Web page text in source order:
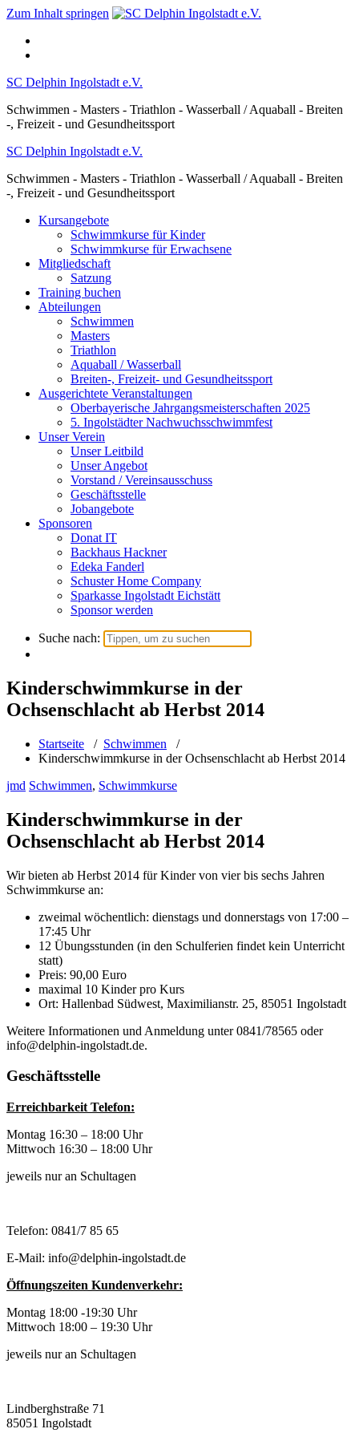
Zum Inhalt springen
SC Delphin Ingolstadt e.V.
Schwimmen - Masters - Triathlon - Wasserball / Aquaball - Breiten
-, Freizeit - und Gesundheitssport
SC Delphin Ingolstadt e.V.
Schwimmen - Masters - Triathlon - Wasserball / Aquaball - Breiten
-, Freizeit - und Gesundheitssport
Kursangebote
Schwimmkurse für Kinder
Schwimmkurse für Erwachsene
Mitgliedschaft
Satzung
Training buchen
Abteilungen
Schwimmen
Masters
Triathlon
Aquaball / Wasserball
Breiten-, Freizeit- und Gesundheitssport
Ausgerichtete Veranstaltungen
Oberbayerische Jahrgangsmeisterschaften 2025
5. Ingolstädter Nachwuchsschwimmfest
Unser Verein
Unser Leitbild
Unser Angebot
Vorstand / Vereinsausschuss
Geschäftsstelle
Jobangebote
Sponsoren
Donat IT
Backhaus Hackner
Edeka Fanderl
Schuster Home Company
Sparkasse Ingolstadt Eichstätt
Sponsor werden
Suche nach:
Kinderschwimmkurse in der
Ochsenschlacht ab Herbst 2014
Startseite / Schwimmen /
Kinderschwimmkurse in der Ochsenschlacht ab Herbst 2014
jmd Schwimmen, Schwimmkurse
Kinderschwimmkurse in der
Ochsenschlacht ab Herbst 2014
Wir bieten ab Herbst 2014 für Kinder von vier bis sechs Jahren
Schwimmkurse an:
zweimal wöchentlich: dienstags und donnerstags von 17:00 –
17:45 Uhr
12 Übungsstunden (in den Schulferien findet kein Unterricht
statt)
Preis: 90,00 Euro
maximal 10 Kinder pro Kurs
Ort: Hallenbad Südwest, Maximilianstr. 25, 85051 Ingolstadt
Weitere Informationen und Anmeldung unter 0841/78565 oder
info@delphin-ingolstadt.de.
Geschäftsstelle
Erreichbarkeit Telefon:
Montag 16:30 – 18:00 Uhr
Mittwoch 16:30 – 18:00 Uhr
jeweils nur an Schultagen
Telefon: 0841/7 85 65
E-Mail: info@delphin-ingolstadt.de
Öffnungszeiten Kundenverkehr:
Montag 18:00 -19:30 Uhr
Mittwoch 18:00 – 19:30 Uhr
jeweils nur an Schultagen
Lindberghstraße 71
85051 Ingolstadt